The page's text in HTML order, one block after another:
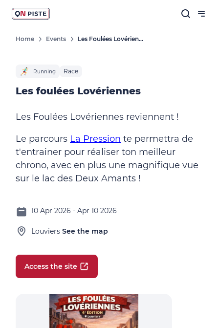
Home Events Les Foulées Lovériennes
Running Race
Les foulées Lovériennes
Les Foulées Lovériennes reviennent !
Le parcours La Pression te permettra de
t'entrainer pour réaliser ton meilleur
chrono, avec en plus une magnifique vue
sur le lac des Deux Amants !
10 Apr 2026 - Apr 10 2026
Louviers See the map
Access the site